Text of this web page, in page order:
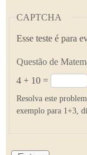
CAPTCHA
Esse teste é para
Questão de
4 + 10 =
Resolva este
exemplo para 1+3,